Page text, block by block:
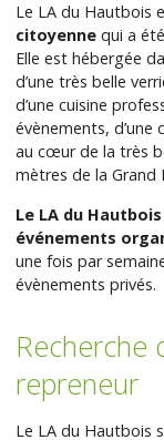
Le LA du Hautbois
citoyenne qui a
Elle est hébergée
d’une très belle
d’une cuisine
évènements, d’une
au cœur de la très
mètres de la Grand
Le LA du
événements
une fois par
évènements privés.
Recherche
repreneur
Le LA du Hautbois